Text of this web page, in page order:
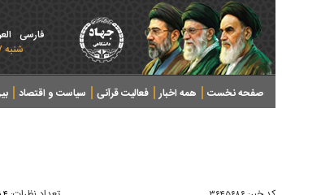
فارسی
شنبه ۱۷ مرداد ۱۴۰۵ - 2026 August 08
صفحه نخست همه اخبار فعالیت قرآنی سیاست و اقتصاد